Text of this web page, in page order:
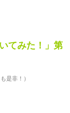
てみた！」第
是非！）